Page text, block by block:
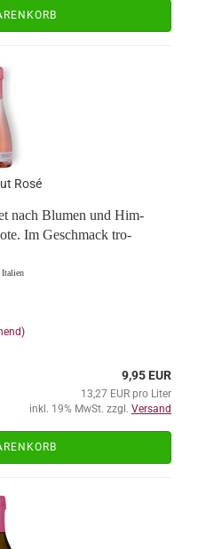
Rosé
nach Blu­men und Him­
Im Ge­schmack tro­
Ita­li­en
9,95 EUR
13,27 EUR pro Liter
inkl. 19% MwSt. zzgl. Versand